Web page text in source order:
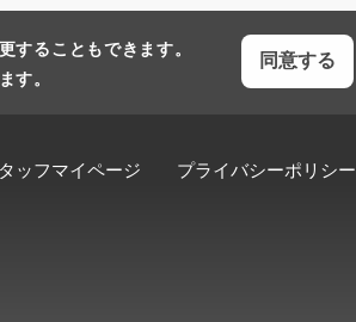
ッフマイページ プライバシーポリシー
することもできます。
す。
同意する